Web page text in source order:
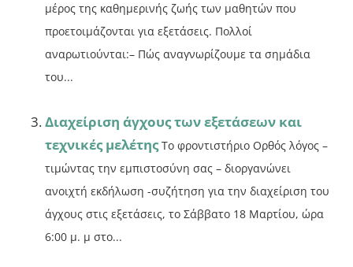
μέρος της καθημερινής ζωής των μαθητών που
προετοιμάζονται για εξετάσεις. Πολλοί
αναρωτιούνται:– Πώς αναγνωρίζουμε τα σημάδια
του...
Διαχείριση άγχους των εξετάσεων και
τεχνικές μελέτης Το φροντιστήριο Ορθός λόγος –
τιμώντας την εμπιστοσύνη σας – διοργανώνει
ανοιχτή εκδήλωση -συζήτηση για την διαχείριση του
άγχους στις εξετάσεις, το Σάββατο 18 Μαρτίου, ώρα
6:00 μ. μ στο...